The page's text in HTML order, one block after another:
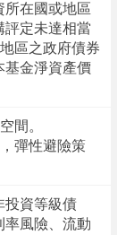
所在國或地區
評定未達相當
區之政府債券
基金淨資產價
間。
彈性避險策
投資等級債
率風險、流動